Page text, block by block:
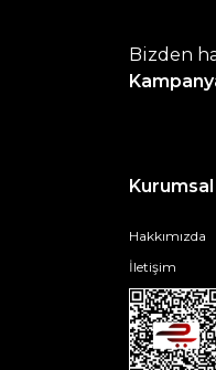
Bizden
Kurumsal
Hakkımızda
İletişim